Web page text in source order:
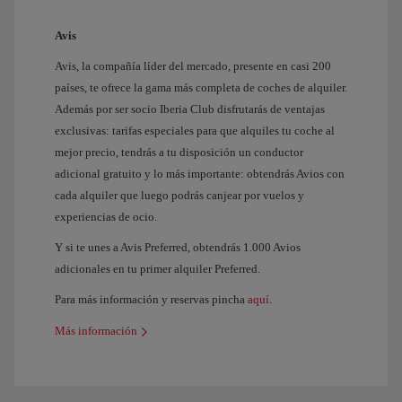
Avis
Avis, la compañía líder del mercado, presente en casi 200
países, te ofrece la gama más completa de coches de alquiler.
Además por ser socio Iberia Club disfrutarás de ventajas
exclusivas: tarifas especiales para que alquiles tu coche al
mejor precio, tendrás a tu disposición un conductor
adicional gratuito y lo más importante: obtendrás Avios con
cada alquiler que luego podrás canjear por vuelos y
experiencias de ocio.
Y si te unes a Avis Preferred, obtendrás 1.000 Avios
adicionales en tu primer alquiler Preferred.
Para más información y reservas pincha aquí.
Más información